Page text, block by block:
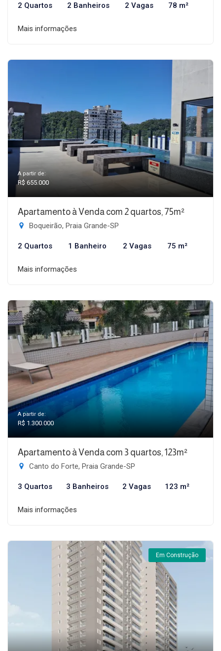
2 Quartos 2 Banheiros 2 Vagas 78 m²
Mais informações
A partir de:
R$ 655.000
Apartamento à Venda com 2 quartos, 75m²
Boqueirão, Praia Grande-SP
2 Quartos 1 Banheiro 2 Vagas 75 m²
Mais informações
A partir de:
R$ 1.300.000
Apartamento à Venda com 3 quartos, 123m²
Canto do Forte, Praia Grande-SP
3 Quartos 3 Banheiros 2 Vagas 123 m²
Mais informações
Em Construção